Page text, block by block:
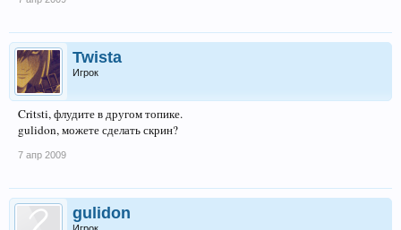
Twista
Игрок
Critsti, флудите в другом топике.
gulidon, можете сделать скрин?
7 апр 2009
gulidon